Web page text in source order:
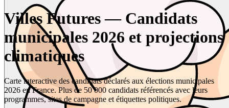
Villes Futures — Candidats
municipales 2026 et projections
climatiques
Carte interactive des candidats déclarés aux élections municipales
2026 en France. Plus de 50 000 candidats référencés avec leurs
programmes, sites de campagne et étiquettes politiques.